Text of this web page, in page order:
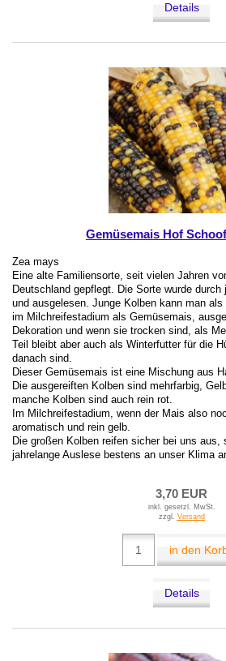
Details
Gemüsemais Hof
Zea mays
Eine alte Familiensorte, seit vielen Jahren
Deutschland gepflegt. Die Sorte wurde
und ausgelesen. Junge Kolben kann man
im Milchreifestadium als Gemüsemais,
Dekoration und wenn sie trocken sind, als
Teil bleibt aber auch als Winterfutter für die
danach sind.
Dieser Gemüsemais ist eine Mischung aus
Die ausgereiften Kolben sind mehrfarbig,
manche Kolben sind auch rein rot.
Im Milchreifestadium, wenn der Mais also
aromatisch und rein gelb.
Die großen Kolben reifen sicher bei uns aus,
jahrelange Auslese bestens an unser Klima
3,70 EUR
inkl. gesetzl. MwSt.
zzgl. Versand
in den
Details